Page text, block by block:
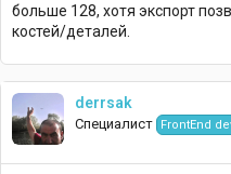
больше 128, хотя экспорт
костей/деталей.
derrsak
Специалист FrontEnd